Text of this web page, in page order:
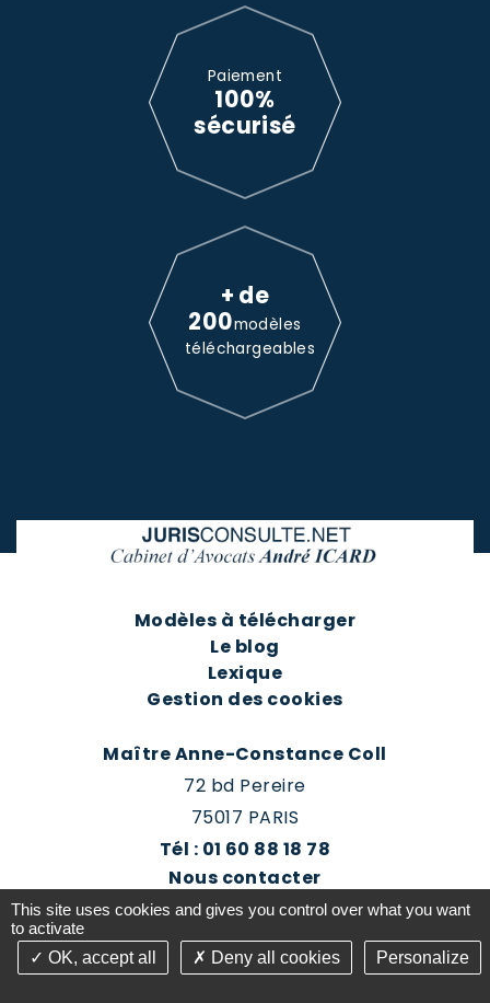
Paiement
100%
sécurisé
+ de
200modèles
téléchargeables
Modèles à télécharger
Le blog
Lexique
Gestion des cookies
Maître Anne-Constance Coll
72 bd Pereire
75017 PARIS
Tél : 01 60 88 18 78
Nous contacter
Prendre rendez-vous
This site uses cookies and gives you control over what you want
to activate
OK, accept all
Deny all cookies Personalize